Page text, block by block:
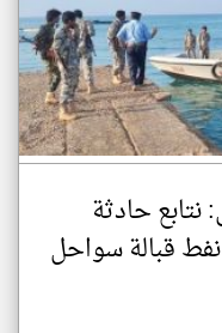
حادثة
نفط قبالة سواحل